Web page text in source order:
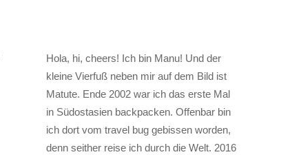
Hola, hi, cheers! Ich bin Manu! Und der
kleine Vierfuß neben mir auf dem Bild ist
Matute. Ende 2002 war ich das erste Mal
in Südostasien backpacken. Offenbar bin
ich dort vom travel bug gebissen worden,
denn seither reise ich durch die Welt. 2016